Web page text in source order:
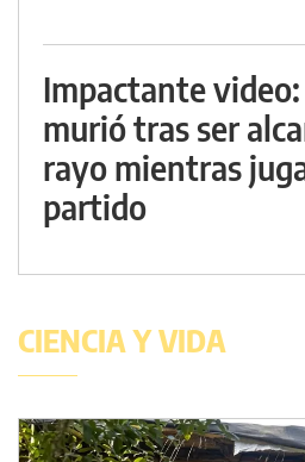
Impactante
murió tras ser
rayo mientras
partido
CIENCIA Y VIDA